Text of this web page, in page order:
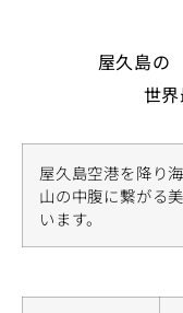
屋久島
世
屋久島空港を降り
山の中腹に繋がる
います。